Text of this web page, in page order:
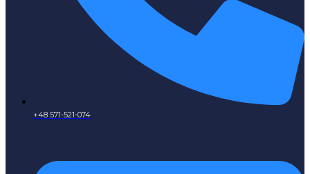
+48 571-521-074